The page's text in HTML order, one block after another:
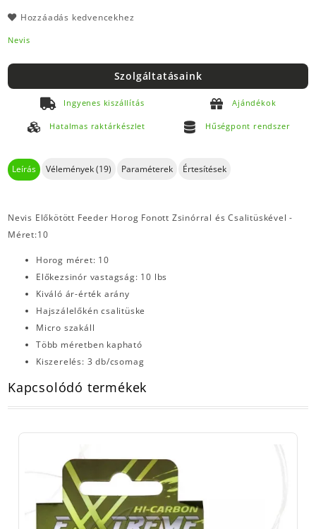
Hozzáadás kedvencekhez
Nevis
Szolgáltatásaink
Ingyenes kiszállítás Ajándékok
Hatalmas raktárkészlet Hűségpont rendszer
Leírás Vélemények (19) Paraméterek Értesítések
Nevis Előkötött Feeder Horog Fonott Zsinórral és Csalitüskével -
Méret:10
Horog méret: 10
Előkezsinór vastagság: 10 lbs
Kiváló ár-érték arány
Hajszálelőkén csalitüske
Micro szakáll
Több méretben kapható
Kiszerelés: 3 db/csomag
Kapcsolódó termékek